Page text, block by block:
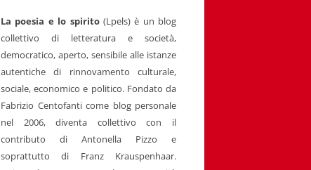
La poesia e lo spirito(Lpels) è un blog
collettivo di letteratura e società,
democratico, aperto, sensibile alle istanze
autentiche di rinnovamento culturale,
sociale, economico e politico. Fondato da
Fabrizio Centofanti come blog personale
nel 2006, diventa collettivo con il
contributo di Antonella Pizzo e
soprattutto di Franz Krauspenhaar.